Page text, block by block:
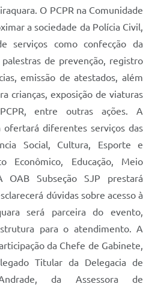
O PCPR na Comunidade
a sociedade da Polícia Civil,
serviços como confecção da
de prevenção, registro
emissão de atestados, além
crianças, exposição de viaturas
entre outras ações. A
diferentes serviços das
Social, Cultura, Esporte e
Econômico, Educação, Meio
Subseção SJP prestará
dúvidas sobre acesso à
será parceira do evento,
para o atendimento. A
da Chefe de Gabinete,
Titular da Delegacia de
da Assessora de